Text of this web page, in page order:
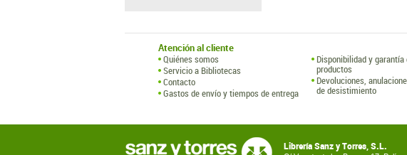
Atención al cliente
Quiénes somos
Servicio a Bibliotecas
Contacto
Gastos de envío y tiempos de entrega
Disponibilidad y garantía
productos
Devoluciones,
de desistimiento
Librería Sanz y Torres, S.L.